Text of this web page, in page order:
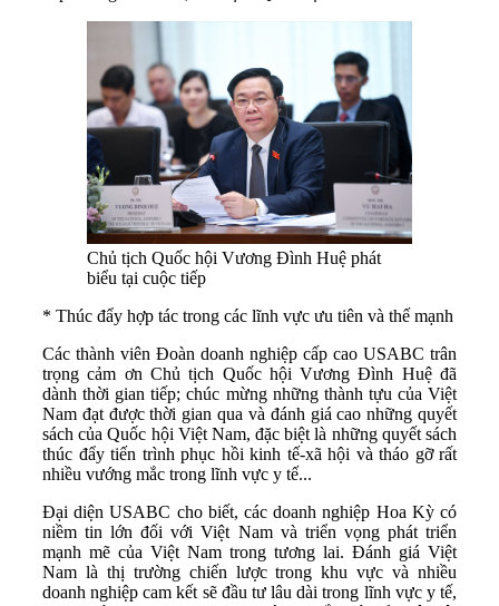
Chủ tịch Quốc hội Vương Đình Huệ phát
biểu tại cuộc tiếp
* Thúc đẩy hợp tác trong các lĩnh vực ưu tiên và thế mạnh
Các thành viên Đoàn doanh nghiệp cấp cao USABC trân
trọng cảm ơn Chủ tịch Quốc hội Vương Đình Huệ đã
dành thời gian tiếp; chúc mừng những thành tựu của Việt
Nam đạt được thời gian qua và đánh giá cao những quyết
sách của Quốc hội Việt Nam, đặc biệt là những quyết sách
thúc đẩy tiến trình phục hồi kinh tế-xã hội và tháo gỡ rất
nhiều vướng mắc trong lĩnh vực y tế...
Đại diện USABC cho biết, các doanh nghiệp Hoa Kỳ có
niềm tin lớn đối với Việt Nam và triển vọng phát triển
mạnh mẽ của Việt Nam trong tương lai. Đánh giá Việt
Nam là thị trường chiến lược trong khu vực và nhiều
doanh nghiệp cam kết sẽ đầu tư lâu dài trong lĩnh vực y tế,